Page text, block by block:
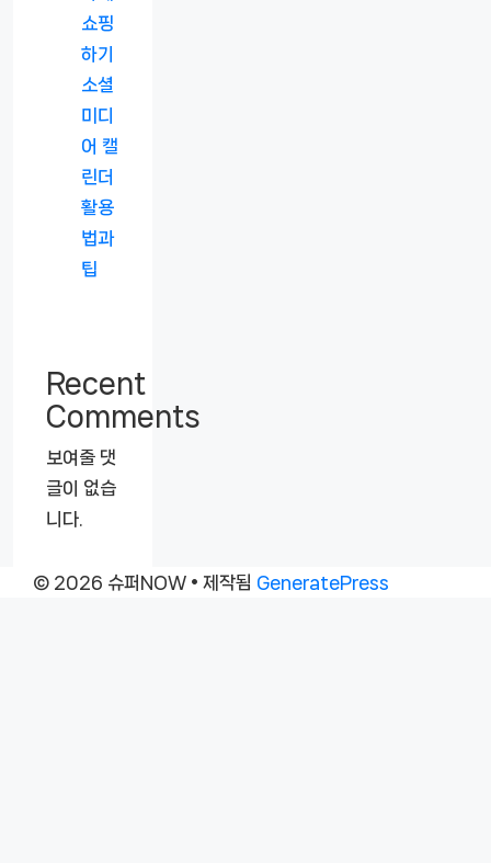
쇼핑
하기
소셜
미디
어 캘
린더
활용
법과
팁
Recent
Comments
보여줄 댓
글이 없습
니다.
© 2026 슈퍼NOW • 제작됨 GeneratePress